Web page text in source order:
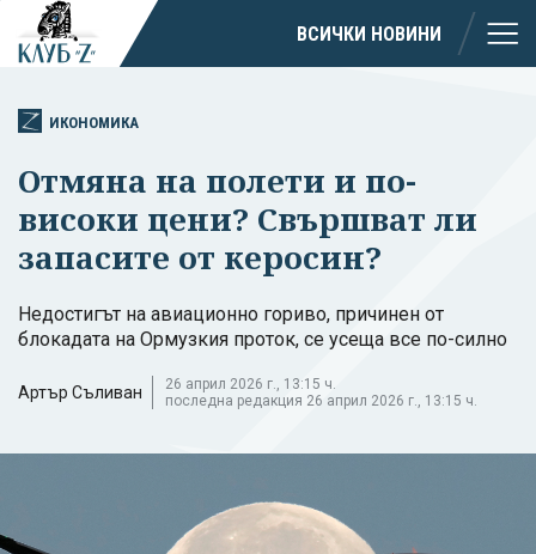
ВСИЧКИ НОВИНИ
ИКОНОМИКА
Отмяна на полети и по-
високи цени? Свършват ли
запасите от керосин?
Недостигът на авиационно гориво, причинен от
блокадата на Ормузкия проток, се усеща все по-силно
Артър Съливан
26 април 2026 г., 13:15 ч.
последна редакция 26 април 2026 г., 13:15 ч.